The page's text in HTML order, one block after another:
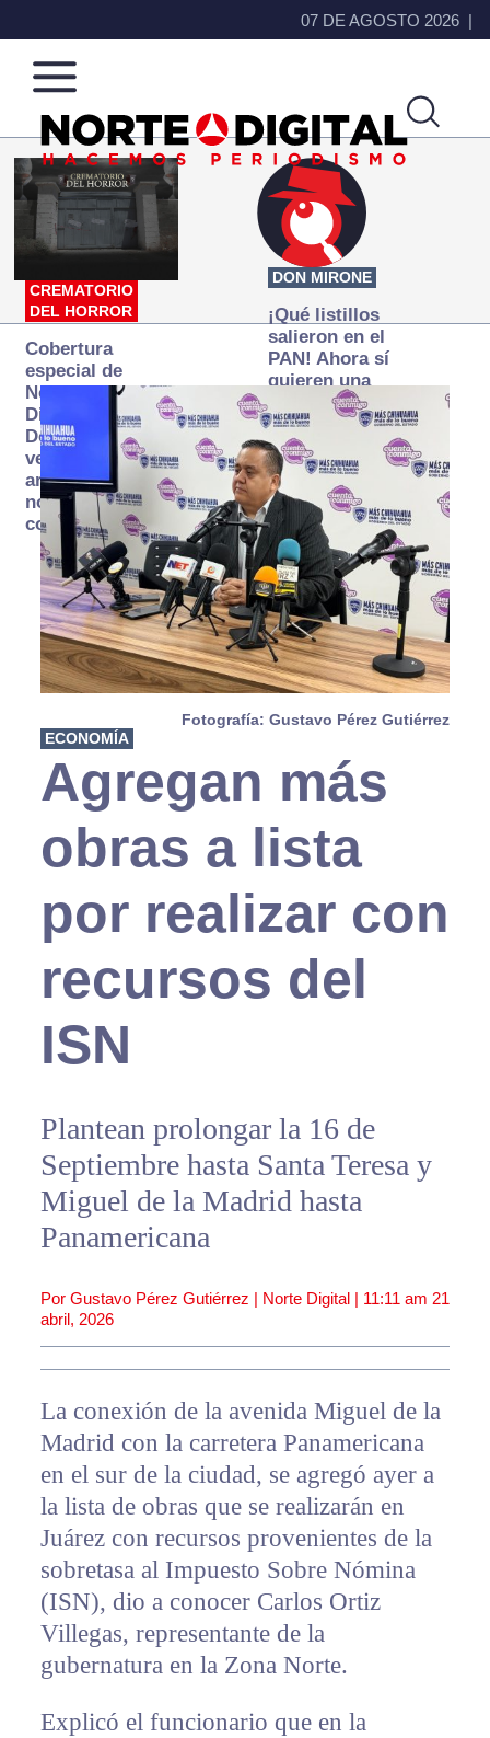
07 DE AGOSTO 2026
Norte
de
Ciudad
Más
que
noticias,
hacemos periodismo
CREMATORIO
DEL HORROR
Cobertura
especial de
Norte
Digital:
Donde la
verdad
arde… pero
no se
consume
DON MIRONE
¡Qué listillos
salieron en el
PAN! Ahora sí
quieren una
Fiscalía
autónoma… y
transexenal
Fotografía: Gustavo Pérez Gutiérrez
ECONOMÍA
Agregan más
obras a lista
por realizar con
recursos del
ISN
Plantean prolongar la 16 de
Septiembre hasta Santa Teresa y
Miguel de la Madrid hasta
Panamericana
Por Gustavo Pérez Gutiérrez | Norte Digital | 11:11 am 21
abril, 2026
La conexión de la avenida Miguel de la
Madrid con la carretera Panamericana
en el sur de la ciudad, se agregó ayer a
la lista de obras que se realizarán en
Juárez con recursos provenientes de la
sobretasa al Impuesto Sobre Nómina
(ISN), dio a conocer Carlos Ortiz
Villegas, representante de la
gubernatura en la Zona Norte.
Explicó el funcionario que en la